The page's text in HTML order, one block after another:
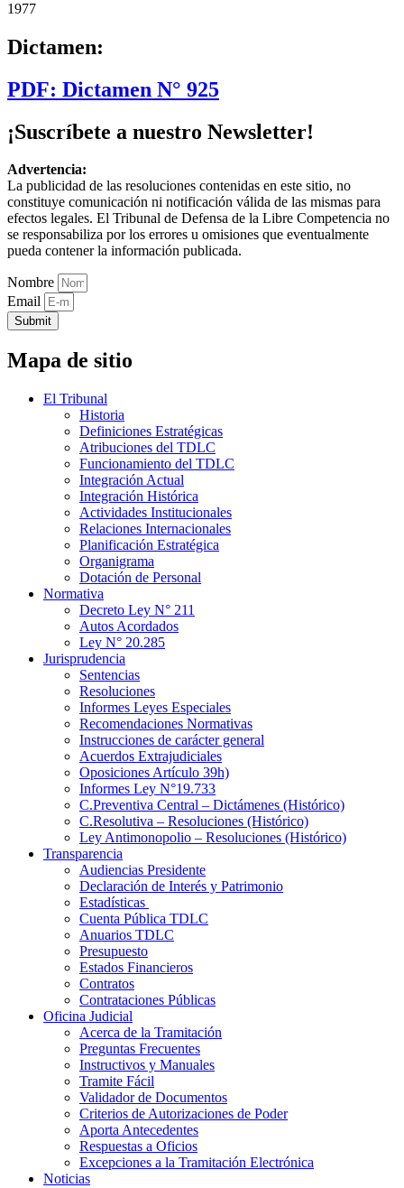
1977
Dictamen:
PDF: Dictamen N° 925
¡Suscríbete a nuestro Newsletter!
Advertencia:
La publicidad de las resoluciones contenidas en este sitio, no
constituye comunicación ni notificación válida de las mismas para
efectos legales. El Tribunal de Defensa de la Libre Competencia no
se responsabiliza por los errores u omisiones que eventualmente
pueda contener la información publicada.
Nombre
Email
Submit
Mapa de sitio
El Tribunal
Historia
Definiciones Estratégicas
Atribuciones del TDLC
Funcionamiento del TDLC
Integración Actual
Integración Histórica
Actividades Institucionales
Relaciones Internacionales
Planificación Estratégica
Organigrama
Dotación de Personal
Normativa
Decreto Ley N° 211
Autos Acordados
Ley N° 20.285
Jurisprudencia
Sentencias
Resoluciones
Informes Leyes Especiales
Recomendaciones Normativas
Instrucciones de carácter general
Acuerdos Extrajudiciales
Oposiciones Artículo 39h)
Informes Ley N°19.733
C.Preventiva Central – Dictámenes (Histórico)
C.Resolutiva – Resoluciones (Histórico)
Ley Antimonopolio – Resoluciones (Histórico)
Transparencia
Audiencias Presidente
Declaración de Interés y Patrimonio
Estadísticas
Cuenta Pública TDLC
Anuarios TDLC
Presupuesto
Estados Financieros
Contratos
Contrataciones Públicas
Oficina Judicial
Acerca de la Tramitación
Preguntas Frecuentes
Instructivos y Manuales
Tramite Fácil
Validador de Documentos
Criterios de Autorizaciones de Poder
Aporta Antecedentes
Respuestas a Oficios
Excepciones a la Tramitación Electrónica
Noticias